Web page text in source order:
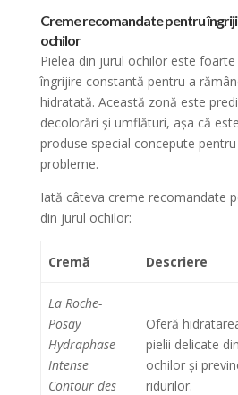
Creme recomandate pentru
ochilor
Pielea din jurul ochilor este
îngrijire constantă pentru a
hidratată. Această zonă este
decolorări și umflături, așa că
produse special concepute
probleme.
Iată câteva creme recomandate
din jurul ochilor:
Cremă Descriere
La Roche-
Posay
Hydraphase
Intense
Contour des
Oferă
pielii delicate
ochilor și
ridurilor.